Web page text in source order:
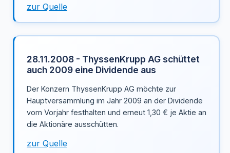
zur Quelle
28.11.2008 - ThyssenKrupp AG schüttet
auch 2009 eine Dividende aus
Der Konzern ThyssenKrupp AG möchte zur
Hauptversammlung im Jahr 2009 an der Dividende
vom Vorjahr festhalten und erneut 1,30 € je Aktie an
die Aktionäre ausschütten.
zur Quelle